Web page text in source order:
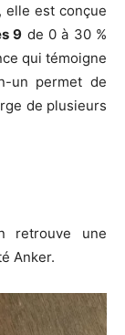
elle est conçue
9 de 0 à 30 %
qui témoigne
un permet de
de plusieurs
retrouve une
Anker.